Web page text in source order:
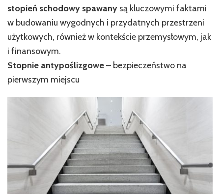
stopień schodowy spawany są kluczowymi faktami
w budowaniu wygodnych i przydatnych przestrzeni
użytkowych, również w kontekście przemysłowym, jak
i finansowym.
Stopnie antypoślizgowe– bezpieczeństwo na
pierwszym miejscu